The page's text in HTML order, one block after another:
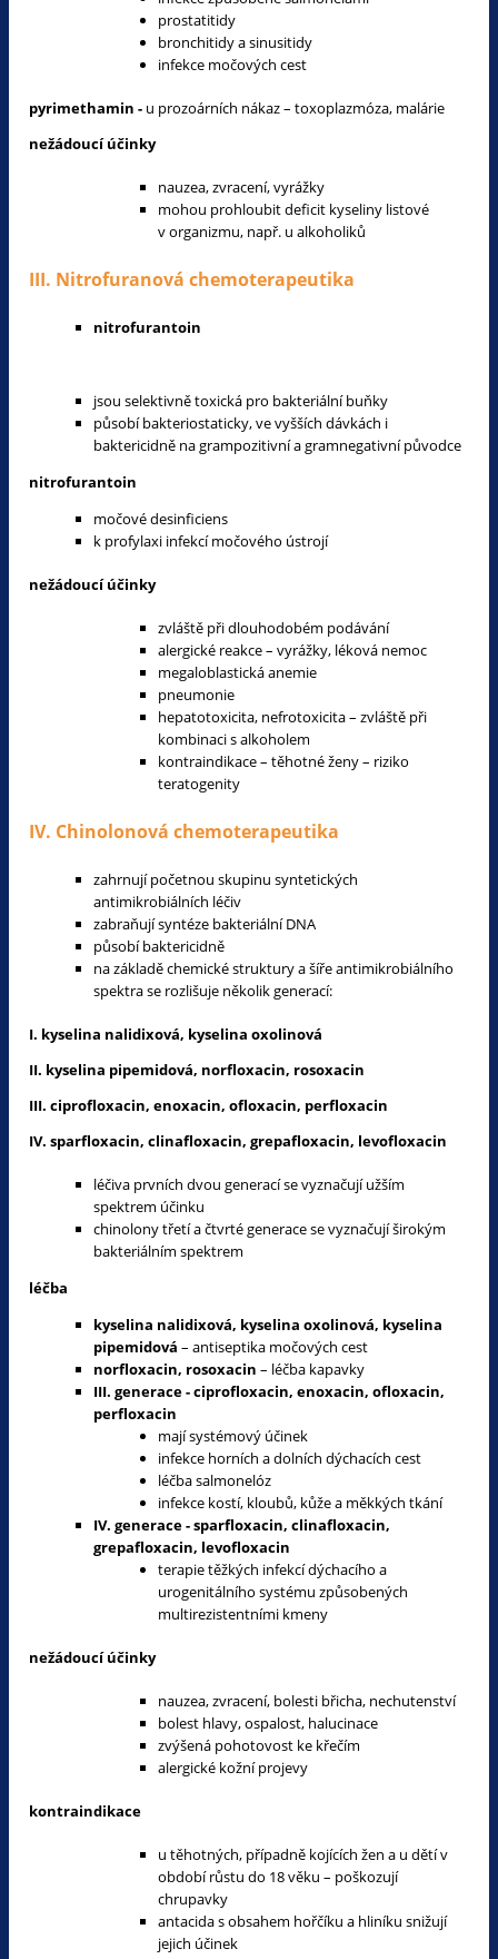
prostatitidy
bronchitidy a sinusitidy
infekce močových cest
pyrimethamin - u prozoárních nákaz – toxoplazmóza, malárie
nežádoucí účinky
nauzea, zvracení, vyrážky
mohou prohloubit deficit kyseliny listové
v organizmu, např. u alkoholiků
III. Nitrofuranová chemoterapeutika
nitrofurantoin
jsou selektivně toxická pro bakteriální buňky
působí bakteriostaticky, ve vyšších dávkách i
baktericidně na grampozitivní a gramnegativní původce
nitrofurantoin
močové desinficiens
k profylaxi infekcí močového ústrojí
nežádoucí účinky
zvláště při dlouhodobém podávání
alergické reakce – vyrážky, léková nemoc
megaloblastická anemie
pneumonie
hepatotoxicita, nefrotoxicita – zvláště při
kombinaci s alkoholem
kontraindikace – těhotné ženy – riziko
teratogenity
IV. Chinolonová chemoterapeutika
zahrnují početnou skupinu syntetických
antimikrobiálních léčiv
zabraňují syntéze bakteriální DNA
působí baktericidně
na základě chemické struktury a šíře antimikrobiálního
spektra se rozlišuje několik generací:
I. kyselina nalidixová, kyselina oxolinová
II. kyselina pipemidová, norfloxacin, rosoxacin
III. ciprofloxacin, enoxacin, ofloxacin, perfloxacin
IV. sparfloxacin, clinafloxacin, grepafloxacin, levofloxacin
léčiva prvních dvou generací se vyznačují užším
spektrem účinku
chinolony třetí a čtvrté generace se vyznačují širokým
bakteriálním spektrem
léčba
kyselina nalidixová, kyselina oxolinová, kyselina
pipemidová – antiseptika močových cest
norfloxacin, rosoxacin – léčba kapavky
III. generace - ciprofloxacin, enoxacin, ofloxacin,
perfloxacin
mají systémový účinek
infekce horních a dolních dýchacích cest
léčba salmonelóz
infekce kostí, kloubů, kůže a měkkých tkání
IV. generace - sparfloxacin, clinafloxacin,
grepafloxacin, levofloxacin
terapie těžkých infekcí dýchacího a
urogenitálního systému způsobených
multirezistentními kmeny
nežádoucí účinky
nauzea, zvracení, bolesti břicha, nechutenství
bolest hlavy, ospalost, halucinace
zvýšená pohotovost ke křečím
alergické kožní projevy
kontraindikace
u těhotných, případně kojících žen a u dětí v
období růstu do 18 věku – poškozují
chrupavky
antacida s obsahem hořčíku a hliníku snižují
jejich účinek